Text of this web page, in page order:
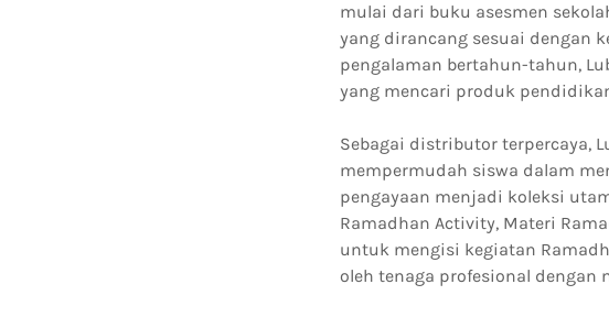
mulai dari buku asesmen
yang dirancang sesuai dengan
pengalaman bertahun-tahun,
yang mencari produk
Sebagai distributor terpercaya,
mempermudah siswa dalam
pengayaan menjadi koleksi
Ramadhan Activity, Materi
untuk mengisi kegiatan
oleh tenaga profesional